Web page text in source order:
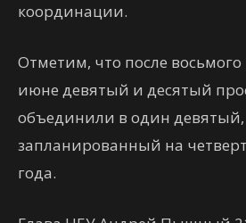
координации.
Отметим, что после восьмого
июне девятый и десятый
объединили в один девятый,
запланированный на
года.